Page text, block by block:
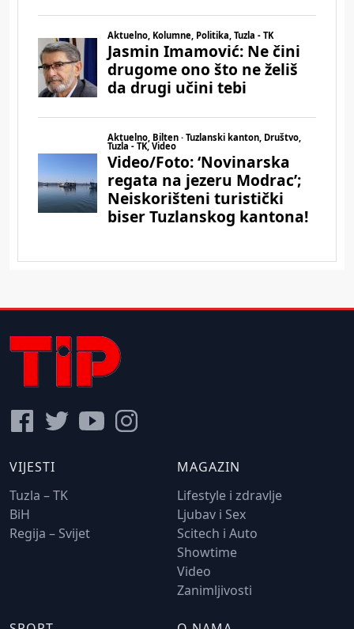
VIJESTI
Tuzla – TK
BiH
Regija – Svijet
MAGAZIN
Lifestyle i zdravlje
Ljubav i Sex
Scitech i Auto
Showtime
Video
Zanimljivosti